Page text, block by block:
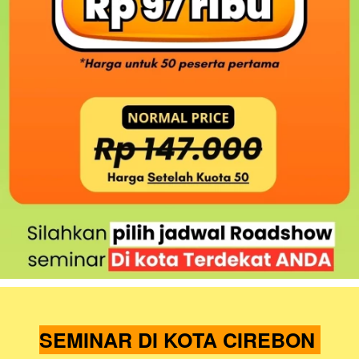
SEMINAR DI KOTA CIREBON